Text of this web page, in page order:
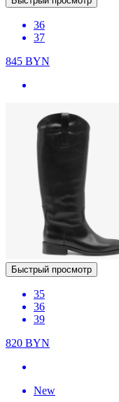
36
37
845 BYN
Быстрый просмотр
35
36
39
820 BYN
New